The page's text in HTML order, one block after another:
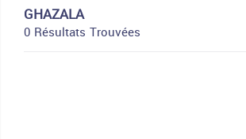
GHAZALA
0 Résultats Trouvées